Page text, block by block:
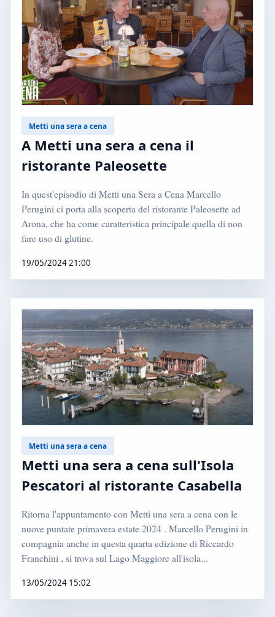
Metti una sera a cena
A Metti una sera a cena il
ristorante Paleosette
In quest'episodio di Metti una Sera a Cena Marcello
Perugini ci porta alla scoperta del ristorante Paleosette ad
Arona, che ha come caratteristica principale quella di non
fare uso di glutine.
19/05/2024 21:00
Metti una sera a cena
Metti una sera a cena sull'Isola
Pescatori al ristorante Casabella
Ritorna l'appuntamento con Metti una sera a cena con le
nuove puntate primavera estate 2024 . Marcello Perugini in
compagnia anche in questa quarta edizione di Riccardo
Franchini , si trova sul Lago Maggiore all'isola...
13/05/2024 15:02